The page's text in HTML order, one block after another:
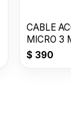
CABLE
MICRO 3
$ 390